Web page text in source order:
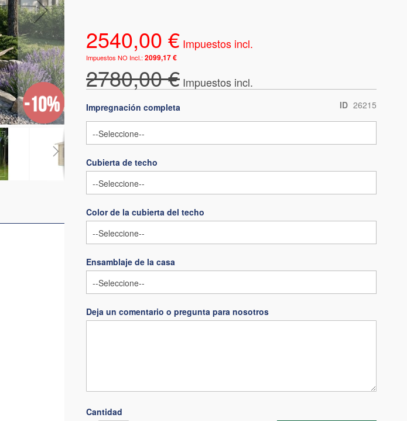
2540,00 €
2099,17 €
2780,00 €
ID 26215
Impregnación completa
Cubierta de techo
Color de la cubierta del techo
Ensamblaje de la casa
Deja un comentario o pregunta para nosotros
Cantidad